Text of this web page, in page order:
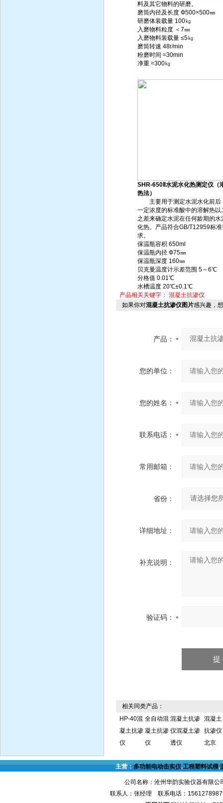
料及其它物料的研磨。
磨筒内径及长度 Ф500×500㎜
研磨体装载量 100㎏
入磨物料粒度 ＜7㎜
入磨物料装载量 ≤5㎏
磨筒转速 48r/min
粉磨时间 ≈30min
净重 ≈300㎏
SHR-650Ⅱ水泥水化热测定仪（
热法）
主要用于测定水泥水化前后
一定浓度的标准酸中的溶解热以
之差来确定水泥在任何龄期的水
化热。产品符合GB/T12959标
求。
保温瓶容积 650ml
保温瓶内径 Ф75㎜
保温瓶深度 160㎜
贝克曼温度计示差范围 5～6℃
分格值 0.01℃
水槽温度 20℃±0.1℃
产品相关关键字： 混凝土抗渗仪
如果你对混凝土抗渗仪图片感兴趣，
产品：
您的单位：
您的姓名：
联系电话：
常用邮箱：
省份：
详细地址：
补充说明：
验证码：
相关同类产品：
HP-40混
凝土抗渗
仪
全自动混
凝土抗渗
仪
混凝土抗渗
仪混凝土渗
透仪
混凝土
抗渗仪
北京
主营：多功能电动击实仪,工程塑料试模,
公司名称：沧州华韵实验仪器有限
联系人：张经理 联系电话：